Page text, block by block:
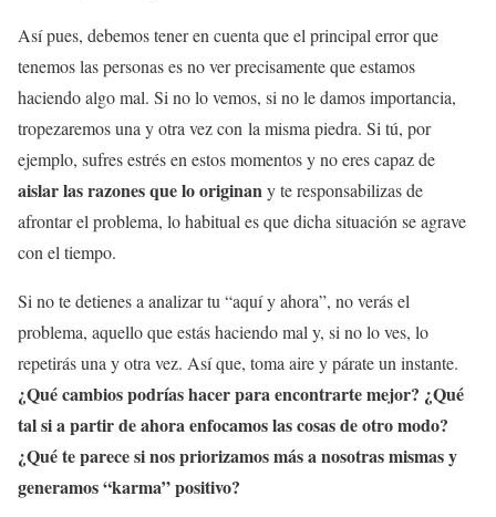
Así pues, debemos tener en cuenta que el principal error que
tenemos las personas es no ver precisamente que estamos
haciendo algo mal. Si no lo vemos, si no le damos importancia,
tropezaremos una y otra vez con la misma piedra. Si tú, por
ejemplo, sufres estrés en estos momentos y no eres capaz de
aislar las razones que lo originany te responsabilizas de
afrontar el problema, lo habitual es que dicha situación se agrave
con el tiempo.
Si no te detienes a analizar tu “aquí y ahora”, no verás el
problema, aquello que estás haciendo mal y, si no lo ves, lo
repetirás una y otra vez. Así que, toma aire y párate un instante.
¿Qué cambios podrías hacer para encontrarte mejor? ¿Qué
tal si a partir de ahora enfocamos las cosas de otro modo?
¿Qué te parece si nos priorizamos más a nosotras mismas y
generamos “karma” positivo?